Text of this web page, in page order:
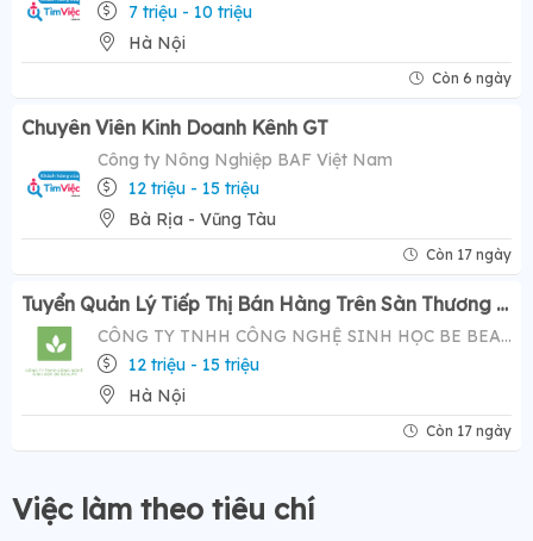
7 triệu - 10 triệu
Hà Nội
Còn 6 ngày
Chuyên Viên Kinh Doanh Kênh GT
Công ty Nông Nghiệp BAF Việt Nam
12 triệu - 15 triệu
Bà Rịa - Vũng Tàu
Còn 17 ngày
Tuyển Quản Lý Tiếp Thị Bán Hàng Trên Sàn Thương Mại Điện Tử ( Tiktok Shop)- Mức Lương Hấp Dẫn 12-20 Triệu
CÔNG TY TNHH CÔNG NGHỆ SINH HỌC BE BEAUTY
12 triệu - 15 triệu
Hà Nội
Còn 17 ngày
Việc làm theo tiêu chí